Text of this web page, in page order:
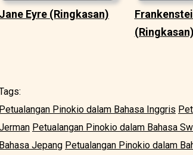
Jane Eyre (Ringkasan)
(Ringkasan)
Petualangan Pinokio dalam Bahasa Inggris
Petualangan Pinokio dalam Bahasa
Bahasa Jepang Petualangan Pinokio dalam